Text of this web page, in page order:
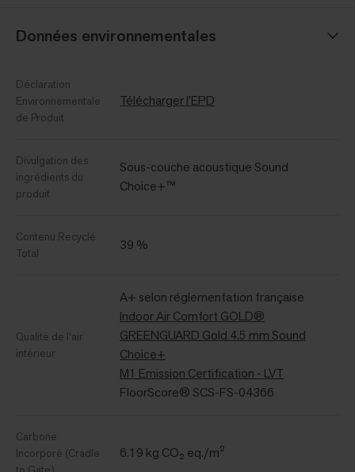
Données environnementales
Déclaration
Environnementale
de Produit
Télécharger l'EPD
Divulgation des
ingrédients du
produit
Sous-couche acoustique Sound
Choice+™
Contenu Recyclé
Total
39 %
Qualité de l'air
intérieur
A+ selon réglementation française
Indoor Air Comfort GOLD®
GREENGUARD Gold 4.5 mm Sound
Choice+
M1 Emission Certification - LVT
FloorScore® SCS-FS-04366
Carbone
Incorporé (Cradle
6.19 kg CO₂ eq./m²